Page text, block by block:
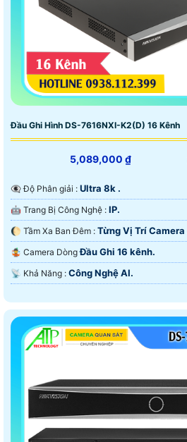
Đầu Ghi Hình DS-7616NXI-K2(D) 16 Kênh
5,089,000 ₫
👁️‍🗨 Độ Phân giải : Ultra 8k .
🤖️ Trang Bị Công Nghệ : IP.
🌔 Tầm Xa Ban Đêm : Từng Vị Trí Camera
🤹 Camera DòngĐầu Ghi 16 kênh.
️📡 Khả Năng : Công Nghệ AI.